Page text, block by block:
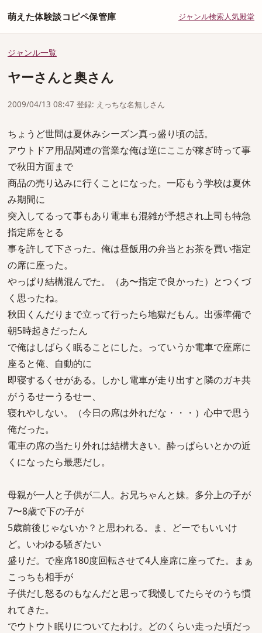
萌えた体験談コピペ保管庫 ジャンル検索人気殿堂
ジャンル一覧
ヤーさんと奥さん
2009/04/13 08:47 登録: えっちな名無しさん
ちょうど世間は夏休みシーズン真っ盛り頃の話。
アウトドア用品関連の営業な俺は逆にここが稼ぎ時って事
で秋田方面まで
商品の売り込みに行くことになった。一応もう学校は夏休
み期間に
突入してるって事もあり電車も混雑が予想され上司も特急
指定席をとる
事を許して下さった。俺は昼飯用の弁当とお茶を買い指定
の席に座った。
やっぱり結構混んでた。（あ〜指定で良かった）とつくづ
く思ったね。
秋田くんだりまで立って行ったら地獄だもん。出張準備で
朝5時起きだったん
で俺はしばらく眠ることにした。っていうか電車で座席に
座ると俺、自動的に
即寝するくせがある。しかし電車が走り出すと隣のガキ共
がうるせーうるせー、
寝れやしない。（今日の席は外れだな・・・）心中で思う
俺だった。
電車の席の当たり外れは結構大きい。酔っぱらいとかの近
くになったら最悪だし。
母親が一人と子供が二人。お兄ちゃんと妹。多分上の子が
7〜8歳で下の子が
5歳前後じゃないか？と思われる。ま、どーでもいいけ
ど。いわゆる騒ぎたい
盛りだ。で座席180度回転させて4人座席に座ってた。まぁ
こっちも相手が
子供だし怒るのもなんだと思って我慢してたらそのうち慣
れてきた。
でウトウト眠りについてたわけ。どのくらい走った頃だっ